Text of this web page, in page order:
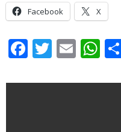
Facebook X
Facebook
Twitter
Email